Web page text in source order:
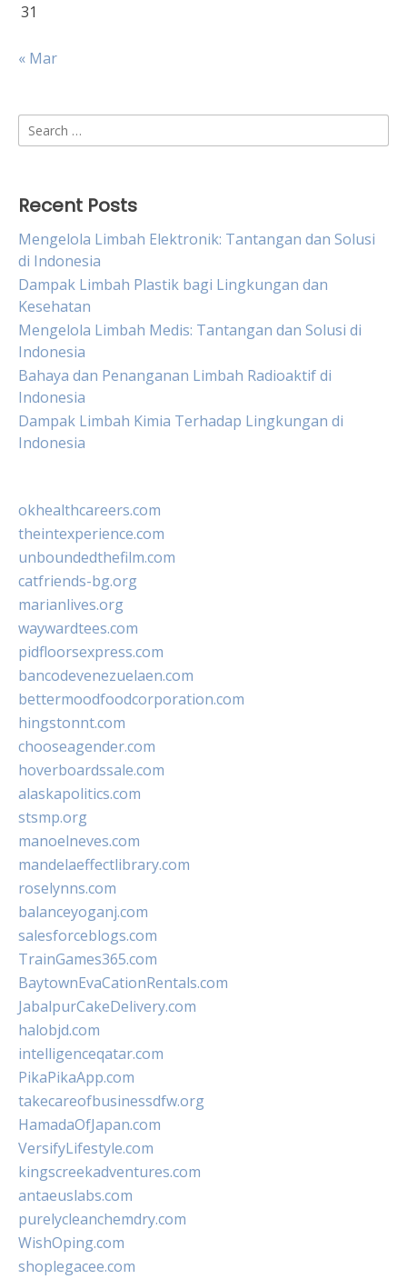
31
« Mar
Search
for:
Recent Posts
Mengelola Limbah Elektronik: Tantangan dan Solusi
di Indonesia
Dampak Limbah Plastik bagi Lingkungan dan
Kesehatan
Mengelola Limbah Medis: Tantangan dan Solusi di
Indonesia
Bahaya dan Penanganan Limbah Radioaktif di
Indonesia
Dampak Limbah Kimia Terhadap Lingkungan di
Indonesia
okhealthcareers.com
theintexperience.com
unboundedthefilm.com
catfriends-bg.org
marianlives.org
waywardtees.com
pidfloorsexpress.com
bancodevenezuelaen.com
bettermoodfoodcorporation.com
hingstonnt.com
chooseagender.com
hoverboardssale.com
alaskapolitics.com
stsmp.org
manoelneves.com
mandelaeffectlibrary.com
roselynns.com
balanceyoganj.com
salesforceblogs.com
TrainGames365.com
BaytownEvaCationRentals.com
JabalpurCakeDelivery.com
halobjd.com
intelligenceqatar.com
PikaPikaApp.com
takecareofbusinessdfw.org
HamadaOfJapan.com
VersifyLifestyle.com
kingscreekadventures.com
antaeuslabs.com
purelycleanchemdry.com
WishOping.com
shoplegacee.com